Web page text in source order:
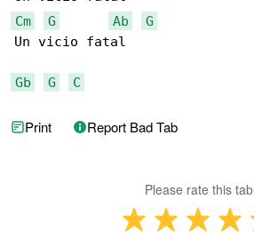
Cm
G Ab
G
Un vicio fatal
Gb G C
Print Report Bad Tab
Please rate this tab